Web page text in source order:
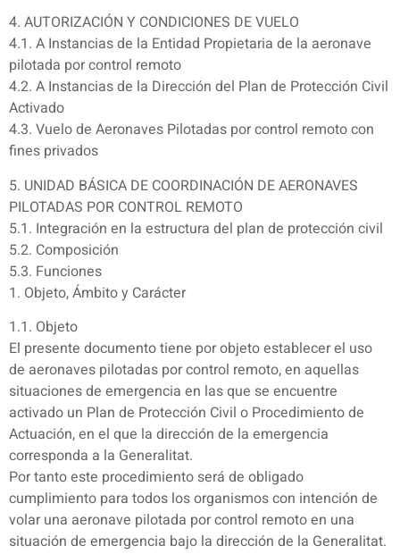
4. AUTORIZACIÓN Y CONDICIONES DE VUELO
4.1. A Instancias de la Entidad Propietaria de la aeronave
pilotada por control remoto
4.2. A Instancias de la Dirección del Plan de Protección Civil
Activado
4.3. Vuelo de Aeronaves Pilotadas por control remoto con
fines privados
5. UNIDAD BÁSICA DE COORDINACIÓN DE AERONAVES
PILOTADAS POR CONTROL REMOTO
5.1. Integración en la estructura del plan de protección civil
5.2. Composición
5.3. Funciones
1. Objeto, Ámbito y Carácter
1.1. Objeto
El presente documento tiene por objeto establecer el uso
de aeronaves pilotadas por control remoto, en aquellas
situaciones de emergencia en las que se encuentre
activado un Plan de Protección Civil o Procedimiento de
Actuación, en el que la dirección de la emergencia
corresponda a la Generalitat.
Por tanto este procedimiento será de obligado
cumplimiento para todos los organismos con intención de
volar una aeronave pilotada por control remoto en una
situación de emergencia bajo la dirección de la Generalitat.